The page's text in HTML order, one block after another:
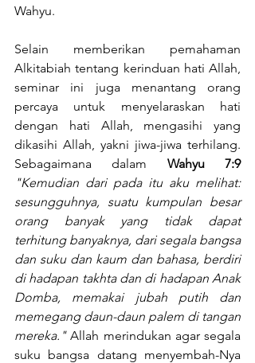
Wahyu.
Selain memberikan pemahaman
Alkitabiah tentang kerinduan hati Allah,
seminar ini juga menantang orang
percaya untuk menyelaraskan hati
dengan hati Allah, mengasihi yang
dikasihi Allah, yakni jiwa-jiwa terhilang.
Sebagaimana dalam
Wahyu 7:9
"Kemudian dari pada itu aku melihat:
sesungguhnya, suatu kumpulan besar
orang banyak yang tidak dapat
terhitung banyaknya, dari segala bangsa
dan suku dan kaum dan bahasa, berdiri
di hadapan takhta dan di hadapan Anak
Domba, memakai jubah putih dan
memegang daun-daun palem di tangan
mereka." Allah merindukan agar segala
suku bangsa datang menyembah-Nya